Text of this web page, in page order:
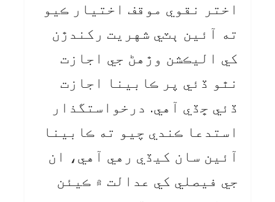
اختر نقوي موقف اختيار ڪيو
ته آئين ٻٽي شهريت رکندڙن
کي اليڪشن وڙهڻ جي اجازت
نٿو ڏئي پر ڪابينا اجازت
ڏئي ڇڏي آهي. درخواستگذار
استدعا ڪندي چيو ته ڪابينا
آئين سان کيڏي رهي آهي، ان
جي فيصلي کي عدالت ۾ ڪيئن